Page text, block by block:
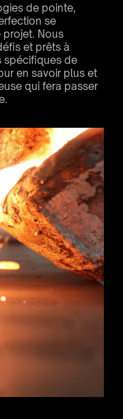
de pointe,
se
projet. Nous
et prêts à
spécifiques de
en savoir plus et
qui fera passer